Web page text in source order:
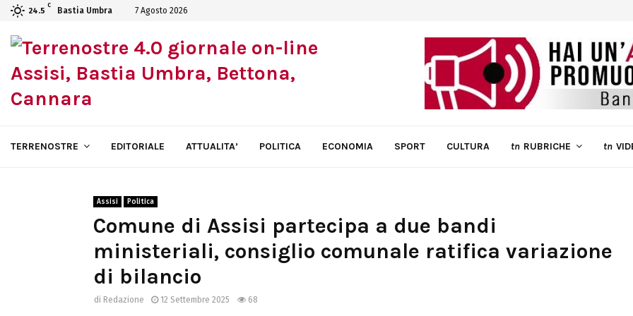
24.5
C
Bastia Umbra 7 Agosto 2026
TERRENOSTRE EDITORIALE ATTUALITA’ POLITICA ECONOMIA SPORT CULTURA tn RUBRICHE tn
Assisi Politica
Comune di Assisi partecipa a due bandi
ministeriali, consiglio comunale ratifica variazione
di bilancio
di Redazione 12 Settembre 2025 68